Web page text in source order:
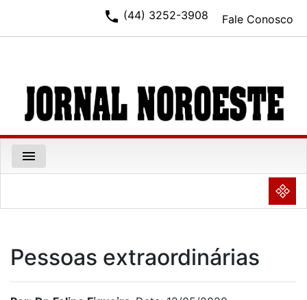
Fale Conosco
phone (44) 3252-3908
menu
NULL
Pessoas extraordinárias